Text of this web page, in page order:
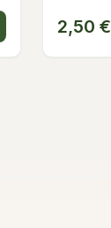
2,50 €